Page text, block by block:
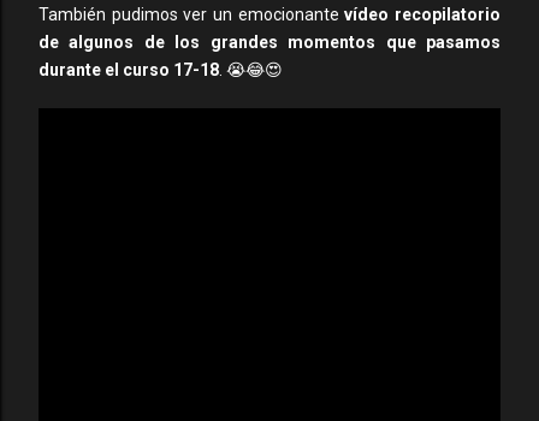
También pudimos ver un emocionantevídeo recopilatorio
de algunos de los grandes momentos que pasamos
durante el curso 17-18 . 😭😂😍